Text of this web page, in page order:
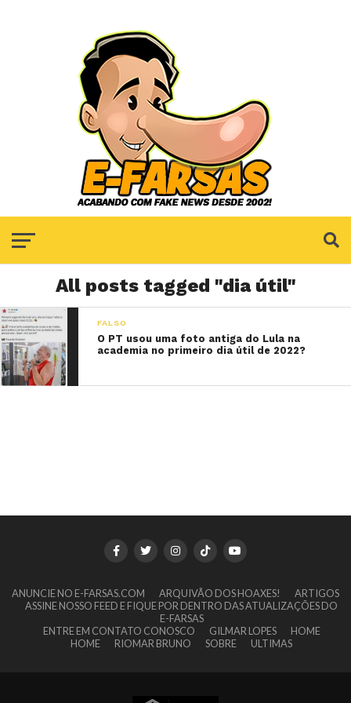
All posts tagged "dia útil"
FALSO
O PT usou uma foto antiga do Lula na
academia no primeiro dia útil de 2022?
ANUNCIE NO E-FARSAS.COM ARQUIVÃO DOS HOAXES!
ARTIGOS
ASSINE NOSSO FEED E FIQUE POR DENTRO DAS ATUALIZAÇÕES DO
E-FARSAS
ENTRE EM CONTATO CONOSCO
GILMAR LOPES
HOME
HOME
RIOMAR BRUNO SOBRE ULTIMAS